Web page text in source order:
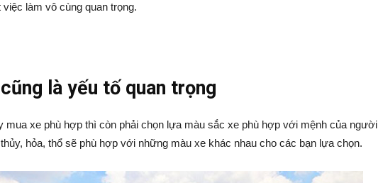
làm vô cùng quan trọng.
là yếu tố quan trọng
mua xe phù hợp thì còn phải chọn lựa màu sắc xe phù hợp với mệnh của người
hỏa, thổ sẽ phù hợp với những màu xe khác nhau cho các bạn lựa chọn.